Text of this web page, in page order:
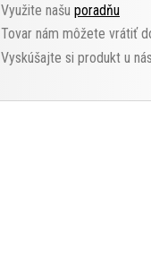
Využite našu poradňu
Tovar nám môžete vrátiť
Vyskúšajte si produkt u